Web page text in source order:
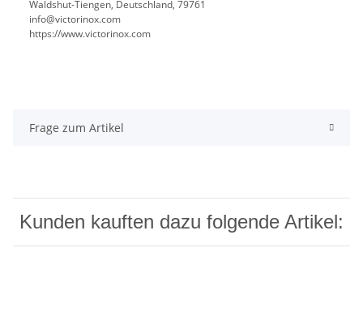
Waldshut-Tiengen, Deutschland, 79761
info@victorinox.com
https://www.victorinox.com
Frage zum Artikel
Kunden kauften dazu folgende Artikel: